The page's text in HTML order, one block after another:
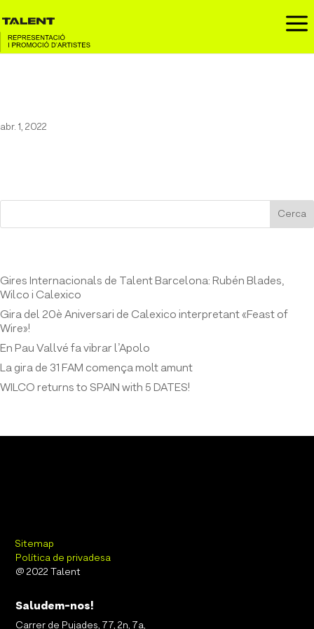
a
abr. 1, 2022
Cerca
Gires Internacionals de Talent Barcelona: Rubén Blades,
Wilco i Calexico
Gira del 20è Aniversari de Calexico interpretant «Feast of
Wire»!
En Pau Vallvé fa vibrar l’Apolo
La gira de 31 FAM comença molt amunt
WILCO returns to SPAIN with 5 DATES!
Sitemap
Política de privadesa
@ 2022 Talent
Saludem-nos!
Carrer de Pujades, 77, 2n, 7a,